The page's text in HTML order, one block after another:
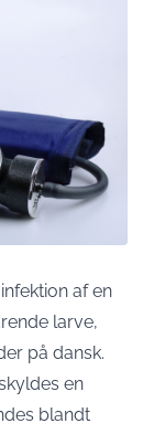
af en
larve,
på dansk.
en
blandt